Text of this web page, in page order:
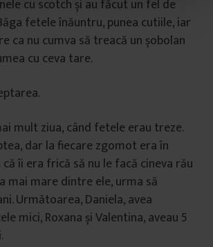
cu scotch și au făcut un fel de
fetele înăuntru, punea cutiile, iar
ca nu cumva să treacă un șobolan
cu ceva tare.
mult ziua, când fetele erau treze.
dar la fiecare zgomot era în
îi era frică să nu le facă cineva rău
mai mare dintre ele, urma să
Următoarea, Daniela, avea
mici, Roxana și Valentina, aveau 5